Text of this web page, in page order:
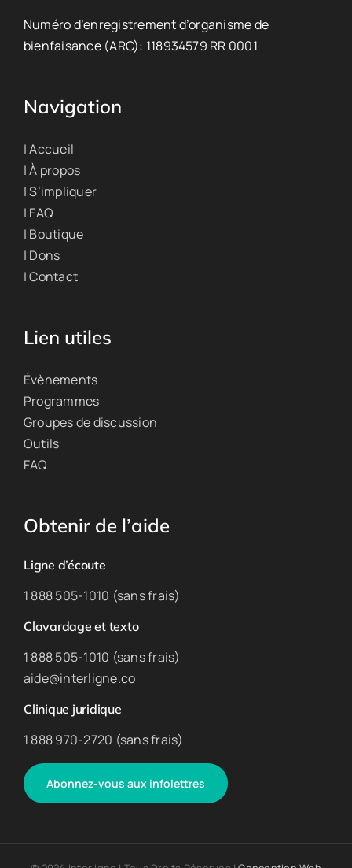
Numéro d’enregistrement d’organisme de
bienfaisance (ARC): 118934579 RR 0001
Navigation
| Accueil
| À propos
| S’impliquer
| FAQ
| Boutique
| Dons
| Contact
Lien utiles
Évènements
Programmes
Groupes de discussion
Outils
FAQ
Obtenir de l’aide
Ligne d’écoute
1 888 505-1010 (sans frais)
Clavardage et texto
1 888 505-1010 (sans frais)
aide@interligne.co
Clinique juridique
1 888 970-2720 (sans frais)
Abonnez-vous aux infolettres